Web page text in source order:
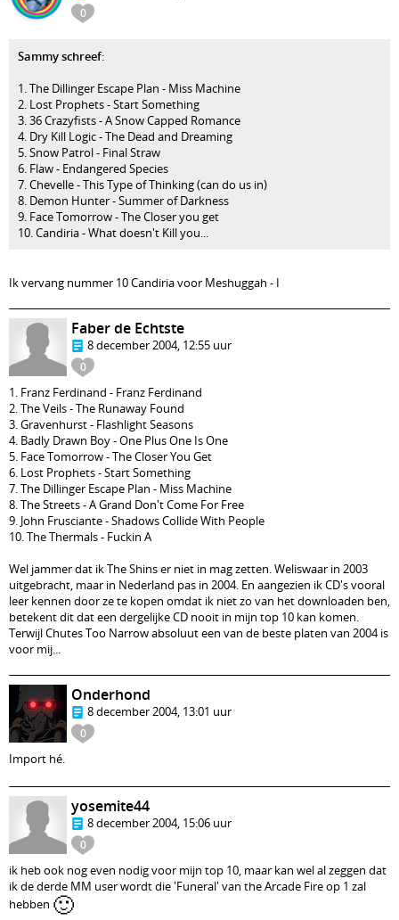
0
Sammy schreef:
1. The Dillinger Escape Plan - Miss Machine
2. Lost Prophets - Start Something
3. 36 Crazyfists - A Snow Capped Romance
4. Dry Kill Logic - The Dead and Dreaming
5. Snow Patrol - Final Straw
6. Flaw - Endangered Species
7. Chevelle - This Type of Thinking (can do us in)
8. Demon Hunter - Summer of Darkness
9. Face Tomorrow - The Closer you get
10. Candiria - What doesn't Kill you...
Ik vervang nummer 10 Candiria voor Meshuggah - I
0
Faber de Echtste
8 december 2004, 12:55 uur
1. Franz Ferdinand - Franz Ferdinand
2. The Veils - The Runaway Found
3. Gravenhurst - Flashlight Seasons
4. Badly Drawn Boy - One Plus One Is One
5. Face Tomorrow - The Closer You Get
6. Lost Prophets - Start Something
7. The Dillinger Escape Plan - Miss Machine
8. The Streets - A Grand Don't Come For Free
9. John Frusciante - Shadows Collide With People
10. The Thermals - Fuckin A
Wel jammer dat ik The Shins er niet in mag zetten. Weliswaar in 2003
uitgebracht, maar in Nederland pas in 2004. En aangezien ik CD's vooral
leer kennen door ze te kopen omdat ik niet zo van het downloaden ben,
betekent dit dat een dergelijke CD nooit in mijn top 10 kan komen.
Terwijl Chutes Too Narrow absoluut een van de beste platen van 2004 is
voor mij...
0
Onderhond
8 december 2004, 13:01 uur
Import hé.
0
yosemite44
8 december 2004, 15:06 uur
ik heb ook nog even nodig voor mijn top 10, maar kan wel al zeggen dat
ik de derde MM user wordt die 'Funeral' van the Arcade Fire op 1 zal
hebben 🙂